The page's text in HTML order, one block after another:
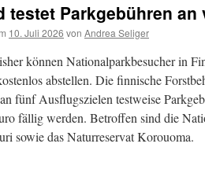
testet Parkgebühren
10. Juli 2026 von Andrea Seliger
können Nationalparkbesucher in
abstellen. Die finnische
fünf Ausflugszielen testweise
fällig werden. Betroffen sind die
sowie das Naturreservat Korouoma.